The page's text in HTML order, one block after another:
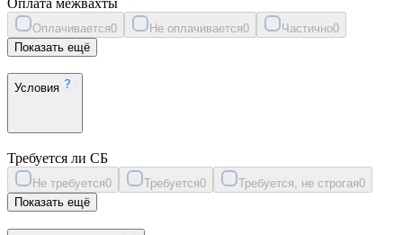
Оплачивается0 Не оплачивается0 Частично0
Показать ещё
Условия
Требуется ли СБ
Не требуется0 Требуется0 Требуется, не строгая0
Показать ещё